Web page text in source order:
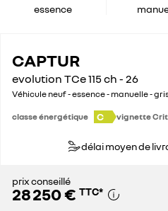
essence
CAPTUR
evolution TCe 115 ch - 26
Véhicule neuf - essence - manuelle -
classe énergétique C vignette
délai moyen de
prix conseillé
28 250 € TTC*